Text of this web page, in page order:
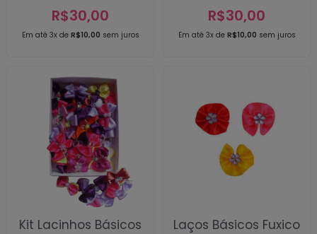
Em até 3x de R$10,00 sem juros
R$30,00
Em até 3x de R$10,00 sem juros
R$30,00
Kit Lacinhos Básicos Laços Básicos Fuxico